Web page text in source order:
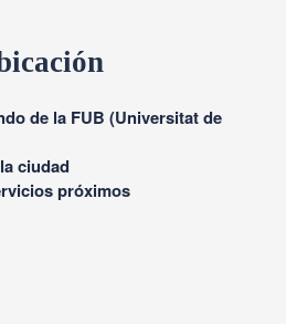
de la FUB (Universitat de
ciudad
próximos